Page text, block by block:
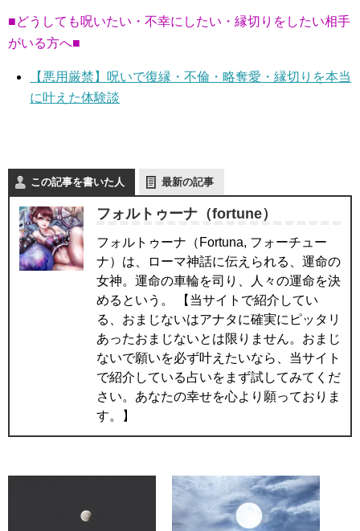
■どうしても呪いたい・不幸にしたい・縁切りをしたい相手
がいる方へ■
【悪用厳禁】呪いで復縁・不倫・略奪愛・縁切りを本当
に叶えた体験談
この記事を書いた人 最新の記事
フォルトゥーナ（fortune）
フォルトゥーナ（Fortuna, フォーチュー
ナ）は、ローマ神話に伝えられる、運命の
女神。運命の車輪を司り、人々の運命を決
めるという。 【当サイトで紹介してい
る、おまじないはアナタに確実にピッタリ
あったおまじないとは限りません。おまじ
ないで願いを必ず叶えたいなら、当サイト
で紹介している占いをまず試してみてくだ
さい。あなたの幸せを心より願っておりま
す。】